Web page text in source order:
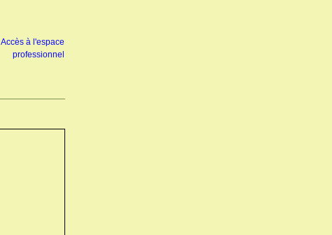
Accès à l'espace
professionnel